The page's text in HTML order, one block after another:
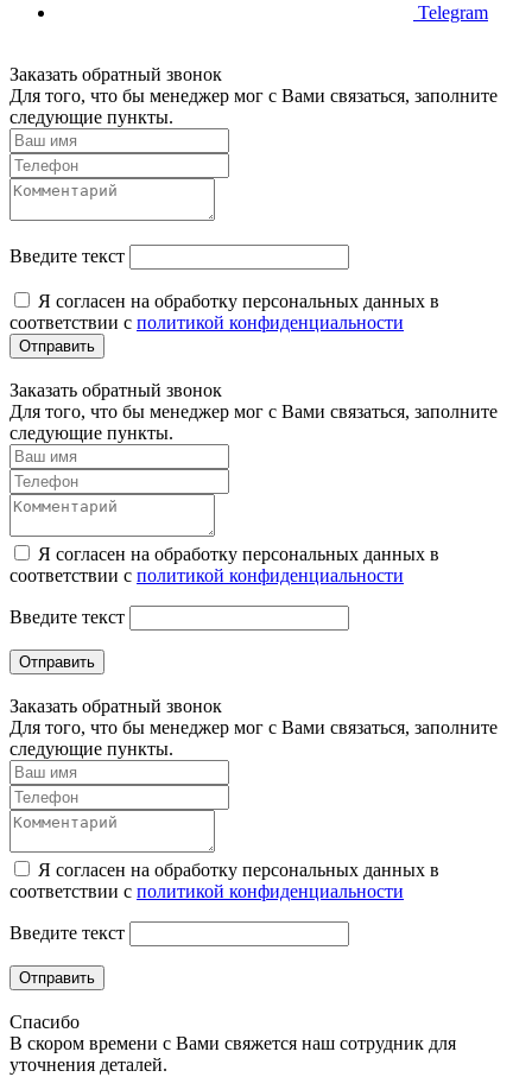
Telegram
Заказать обратный звонок
Для того, что бы менеджер мог с Вами связаться, заполните
следующие пункты.
Введите текст
Я согласен на обработку персональных данных в
соответствии с политикой конфиденциальности
Отправить
Заказать обратный звонок
Для того, что бы менеджер мог с Вами связаться, заполните
следующие пункты.
Я согласен на обработку персональных данных в
соответствии с политикой конфиденциальности
Введите текст
Отправить
Заказать обратный звонок
Для того, что бы менеджер мог с Вами связаться, заполните
следующие пункты.
Я согласен на обработку персональных данных в
соответствии с политикой конфиденциальности
Введите текст
Отправить
Спасибо
В скором времени с Вами свяжется наш сотрудник для
уточнения деталей.